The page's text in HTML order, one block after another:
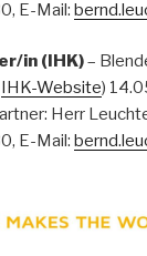
E-Mail:
in (IHK)–
IHK-Website)
Herr
E-Mail: